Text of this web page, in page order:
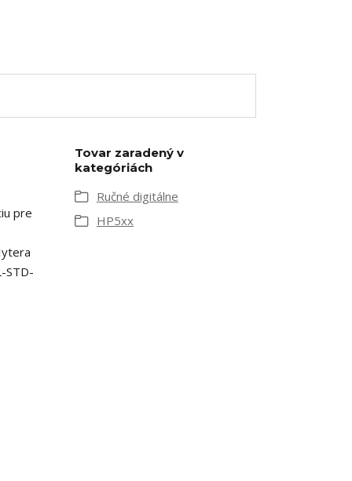
pre
STD-
Tovar zaradený v
kategóriách
Ručné digitálne
HP5xx